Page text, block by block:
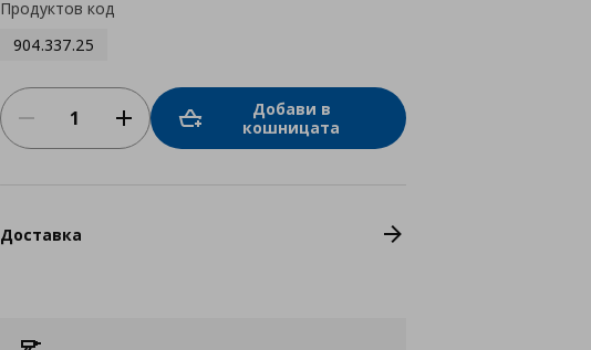
Продуктов код
904.337.25
Добави в
кошницата
Доставка